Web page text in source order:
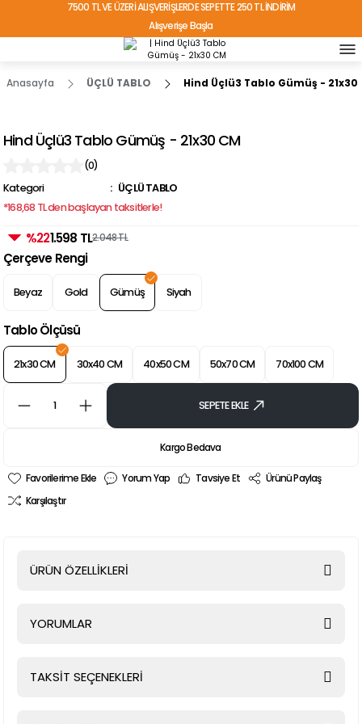
7500 TL VE ÜZERİ ALIŞVERİŞLERDE SEPETTE 250 TL İNDİRİM
Alışverişe Başla
TÜRKİYE'NİN HER YERİNE ÜCRETSİZ KARGO!
Anasayfa ÜÇLÜ TABLO Hind Üçlü3 Tablo Gümüş - 21x30
Hind Üçlü3 Tablo Gümüş - 21x30 CM
(0)
Kategori
ÜÇLÜ TABLO
*168,68 TL den başlayan taksitlerle!
%221.598 TL2.048 TL
Çerçeve Rengi
Beyaz Gold Gümüş Siyah
Tablo Ölçüsü
21x30 CM 30x40 CM 40x50 CM 50x70 CM 70x100 CM
SEPETE EKLE
Kargo Bedava
Yorum Yap Tavsiye Et
Ürünü Paylaş
Karşılaştır
ÜRÜN ÖZELLİKLERİ
YORUMLAR
TAKSİT SEÇENEKLERİ